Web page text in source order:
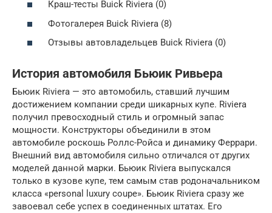
Краш-тесты Buick Riviera (0)
Фотогалерея Buick Riviera (8)
Отзывы автовладельцев Buick Riviera (0)
История автомобиля Бьюик Ривьера
Бьюик Riviеra — это автомобиль, ставший лучшим
достижением компании среди шикарных купе. Riviеra
получил превосходный стиль и огромный запас
мощности. Конструкторы объединили в этом
автомобиле роскошь Роллс-Ройса и динамику Феррари.
Внешний вид автомобиля сильно отличался от других
моделей данной марки. Бьюик Riviеra выпускался
только в кузове купе, тем самым став родоначальником
класса «personal luxury coupe». Бьюик Riviеra сразу же
завоевал себе успех в соединенных штатах. Его